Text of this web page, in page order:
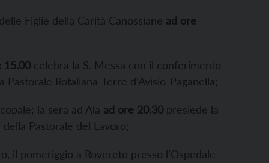
Figlie della Carità Canossiane ad ore
15.00 celebra la S. Messa con il conferimento
Rotaliana-Terre d’Avisio-Paganella;
la sera ad Ala ad ore 20.30 presiede la
Pastorale del Lavoro;
il pomeriggio a Rovereto presso l’Ospedale